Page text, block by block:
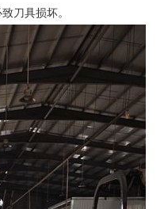
刀具损坏。